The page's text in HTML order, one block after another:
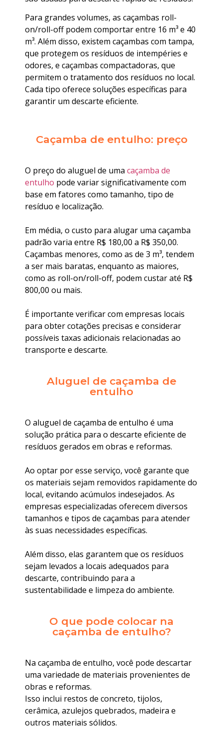
Para grandes volumes, as caçambas roll-
on/roll-off podem comportar entre 16 m³ e 40
m³. Além disso, existem caçambas com tampa,
que protegem os resíduos de intempéries e
odores, e caçambas compactadoras, que
permitem o tratamento dos resíduos no local.
Cada tipo oferece soluções específicas para
garantir um descarte eficiente.
Caçamba de entulho: preço
O preço do aluguel de uma caçamba de
entulho pode variar significativamente com
base em fatores como tamanho, tipo de
resíduo e localização.
Em média, o custo para alugar uma caçamba
padrão varia entre R$ 180,00 a R$ 350,00.
Caçambas menores, como as de 3 m³, tendem
a ser mais baratas, enquanto as maiores,
como as roll-on/roll-off, podem custar até R$
800,00 ou mais.
É importante verificar com empresas locais
para obter cotações precisas e considerar
possíveis taxas adicionais relacionadas ao
transporte e descarte.
Aluguel de caçamba de
entulho
O aluguel de caçamba de entulho é uma
solução prática para o descarte eficiente de
resíduos gerados em obras e reformas.
Ao optar por esse serviço, você garante que
os materiais sejam removidos rapidamente do
local, evitando acúmulos indesejados. As
empresas especializadas oferecem diversos
tamanhos e tipos de caçambas para atender
às suas necessidades específicas.
Além disso, elas garantem que os resíduos
sejam levados a locais adequados para
descarte, contribuindo para a
sustentabilidade e limpeza do ambiente.
O que pode colocar na
caçamba de entulho?
Na caçamba de entulho, você pode descartar
uma variedade de materiais provenientes de
obras e reformas.
Isso inclui restos de concreto, tijolos,
cerâmica, azulejos quebrados, madeira e
outros materiais sólidos.